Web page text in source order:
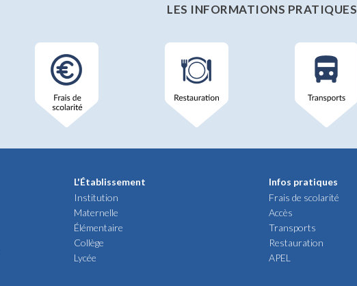
LES INFORMATIONS PRATIQUES
L'Établissement
Institution
Maternelle
Élémentaire
Collège
Lycée
Infos pratiques
Frais de scolarité
Accès
Transports
Restauration
APEL